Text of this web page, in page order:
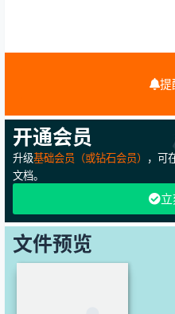
提
开通会员
升级基础会员（或钻石会员）
，可
文档。
立
文件预览